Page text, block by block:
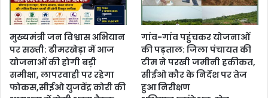
मुख्यमंत्री जन विश्वास अभियान
पर सख्ती: ढीमरखेड़ा में आज
योजनाओं की होगी बड़ी
समीक्षा, लापरवाही पर रहेगा
फोकस,सीईओ युजवेंद्र कोरी की
गांव-गांव पहुंचकर योजनाओं
की पड़ताल: जिला पंचायत की
टीम ने परखी जमीनी हकीकत,
सीईओ कौर के निर्देश पर तेज
हुआ निरीक्षण